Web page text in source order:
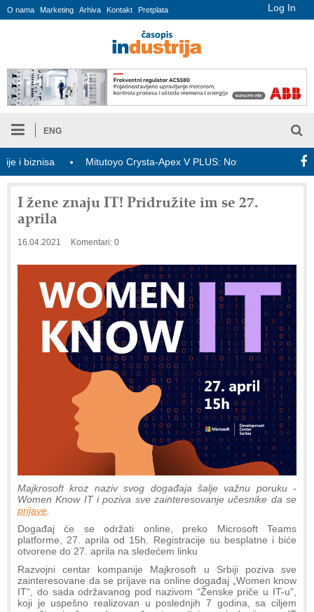
Log In
O nama Marketing Arhiva Kontakt Pretplata
ENG
Mitutoyo Crysta-Apex V PLUS: Nova era CNC merenja
I žene znaju IT! Pridružite im se 27.
aprila
16.04.2021 Komentari: 0
Majkrosoft kroz naziv svog događaja šalje važnu poruku -
Women Know IT i poziva sve zainteresovanje učesnike da se
prijave
Događaj će se održati online, preko Microsoft Teams
platforme, 27. aprila od 15h. Registracije su besplatne i biće
otvorene do 27. aprila na sledećem linku
Razvojni centar kompanije Majkrosoft u Srbiji poziva sve
zainteresovane da se prijave na online događaj „Women know
IT“, do sada održavanog pod nazivom “Ženske priče u IT-u",
koji je uspešno realizovan u poslednjih 7 godina, sa ciljem